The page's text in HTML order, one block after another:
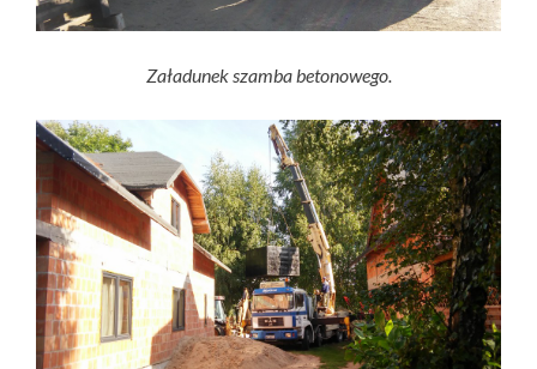
Załadunek szamba betonowego.